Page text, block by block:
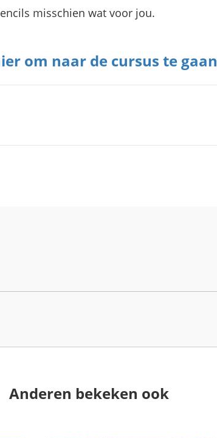
misschien wat voor jou.
om naar de cursus te gaan
Anderen bekeken ook